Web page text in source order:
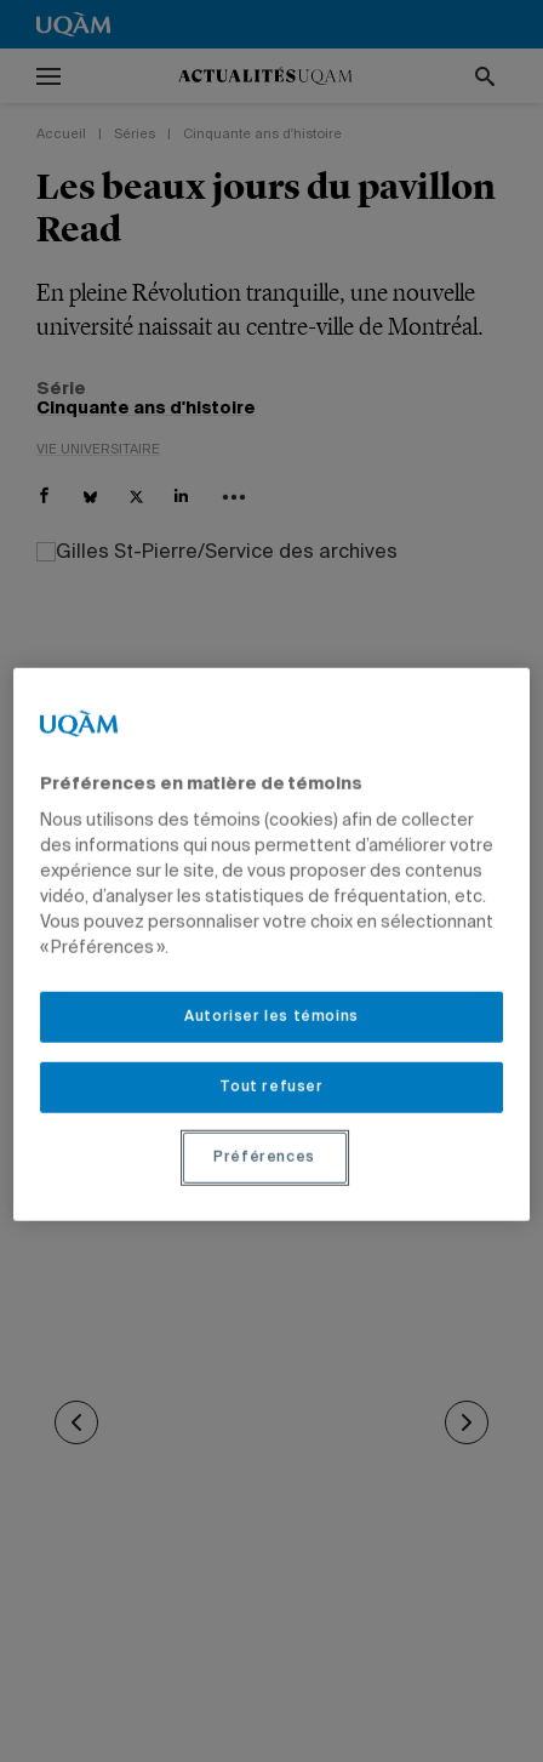
Accueil Séries Cinquante ans d'histoire
Les beaux jours du pavillon
Read
En pleine Révolution tranquille, une nouvelle
université naissait au centre-ville de Montréal.
Série
Cinquante ans d'histoire
VIE UNIVERSITAIRE
Préférences en matière de témoins
Nous utilisons des témoins (cookies) afin de collecter
des informations qui nous permettent d’améliorer votre
expérience sur le site, de vous proposer des contenus
vidéo, d’analyser les statistiques de fréquentation, etc.
Vous pouvez personnaliser votre choix en sélectionnant
« Préférences ».
Tout refuser
Autoriser les témoins
Préférences